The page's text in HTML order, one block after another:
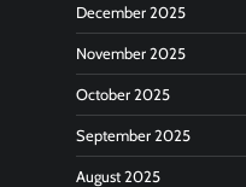
December 2025
November 2025
October 2025
September 2025
August 2025